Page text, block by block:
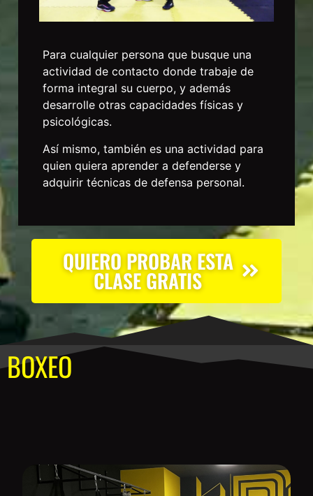
Para cualquier persona que busque una
actividad de contacto donde trabaje de
forma integral su cuerpo, y además
desarrolle otras capacidades físicas y
psicológicas.
Así mismo, también es una actividad para
quien quiera aprender a defenderse y
adquirir técnicas de defensa personal.
QUIERO PROBAR ESTA
CLASE GRATIS
BOXEO